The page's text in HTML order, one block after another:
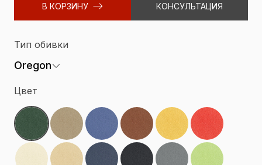
В КОРЗИНУ КОНСУЛЬТАЦИЯ
Тип обивки
Oregon
Цвет